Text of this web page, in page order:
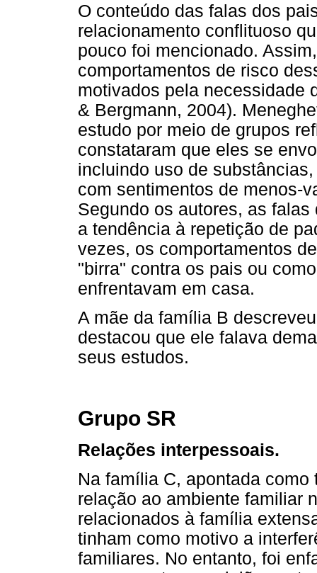
O conteúdo das falas dos
relacionamento conflituoso
pouco foi mencionado.
comportamentos de risco
motivados pela necessidade
& Bergmann, 2004).
estudo por meio de grupos
constataram que eles se
incluindo uso de
com sentimentos de menos-
Segundo os autores, as
a tendência à repetição de
vezes, os comportamentos
"birra" contra os pais ou
enfrentavam em casa.
A mãe da família B
destacou que ele falava
seus estudos.
Grupo SR
Relações interpessoais.
Na família C, apontada
relação ao ambiente familiar
relacionados à família
tinham como motivo a
familiares. No entanto, foi